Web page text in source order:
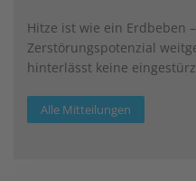
Hitze ist wie ein Erdbeben
Zerstörungspotenzial
hinterlässt keine
Alle Mitteilungen